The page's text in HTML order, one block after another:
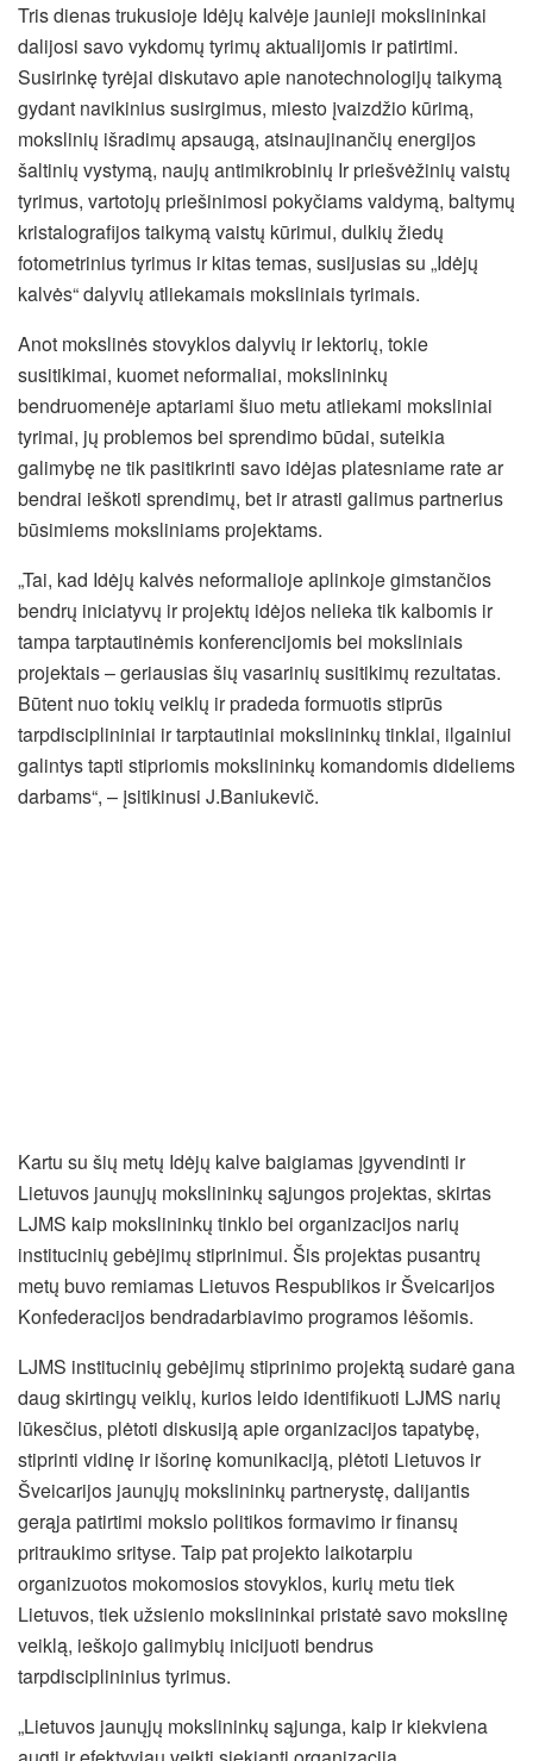
Tris dienas trukusioje Idėjų kalvėje jaunieji mokslininkai
dalijosi savo vykdomų tyrimų aktualijomis ir patirtimi.
Susirinkę tyrėjai diskutavo apie nanotechnologijų taikymą
gydant navikinius susirgimus, miesto įvaizdžio kūrimą,
mokslinių išradimų apsaugą, atsinaujinančių energijos
šaltinių vystymą, naujų antimikrobinių Ir priešvėžinių vaistų
tyrimus, vartotojų priešinimosi pokyčiams valdymą, baltymų
kristalografijos taikymą vaistų kūrimui, dulkių žiedų
fotometrinius tyrimus ir kitas temas, susijusias su „Idėjų
kalvės“ dalyvių atliekamais moksliniais tyrimais.
Anot mokslinės stovyklos dalyvių ir lektorių, tokie
susitikimai, kuomet neformaliai, mokslininkų
bendruomenėje aptariami šiuo metu atliekami moksliniai
tyrimai, jų problemos bei sprendimo būdai, suteikia
galimybę ne tik pasitikrinti savo idėjas platesniame rate ar
bendrai ieškoti sprendimų, bet ir atrasti galimus partnerius
būsimiems moksliniams projektams.
„Tai, kad Idėjų kalvės neformalioje aplinkoje gimstančios
bendrų iniciatyvų ir projektų idėjos nelieka tik kalbomis ir
tampa tarptautinėmis konferencijomis bei moksliniais
projektais – geriausias šių vasarinių susitikimų rezultatas.
Būtent nuo tokių veiklų ir pradeda formuotis stiprūs
tarpdisciplininiai ir tarptautiniai mokslininkų tinklai, ilgainiui
galintys tapti stipriomis mokslininkų komandomis dideliems
darbams“, – įsitikinusi J.Baniukevič.
Kartu su šių metų Idėjų kalve baigiamas įgyvendinti ir
Lietuvos jaunųjų mokslininkų sąjungos projektas, skirtas
LJMS kaip mokslininkų tinklo bei organizacijos narių
institucinių gebėjimų stiprinimui. Šis projektas pusantrų
metų buvo remiamas Lietuvos Respublikos ir Šveicarijos
Konfederacijos bendradarbiavimo programos lėšomis.
LJMS institucinių gebėjimų stiprinimo projektą sudarė gana
daug skirtingų veiklų, kurios leido identifikuoti LJMS narių
lūkesčius, plėtoti diskusiją apie organizacijos tapatybę,
stiprinti vidinę ir išorinę komunikaciją, plėtoti Lietuvos ir
Šveicarijos jaunųjų mokslininkų partnerystę, dalijantis
gerąja patirtimi mokslo politikos formavimo ir finansų
pritraukimo srityse. Taip pat projekto laikotarpiu
organizuotos mokomosios stovyklos, kurių metu tiek
Lietuvos, tiek užsienio mokslininkai pristatė savo mokslinę
veiklą, ieškojo galimybių inicijuoti bendrus
tarpdisciplininius tyrimus.
„Lietuvos jaunųjų mokslininkų sąjunga, kaip ir kiekviena